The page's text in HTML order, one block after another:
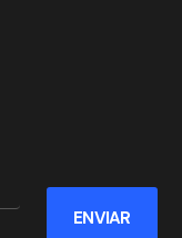
ENVIAR